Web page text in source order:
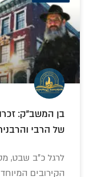
בן המשב"ק:
של הרבי
לרגל כ"ב שבט,
הקירובים